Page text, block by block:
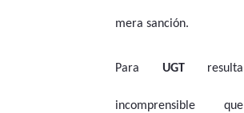
mera sanción.
Para UGT resulta
incomprensible que